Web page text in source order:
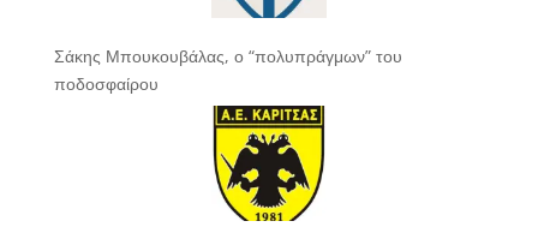
Σάκης Μπουκουβάλας, ο “πολυπράγμων” του
ποδοσφαίρου